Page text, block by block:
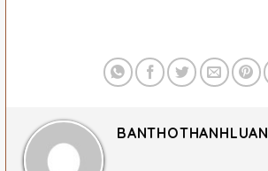
BANTHOTHANHLUAN